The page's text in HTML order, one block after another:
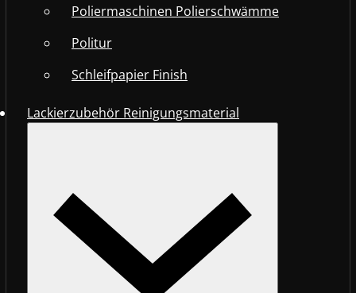
Poliermaschinen Polierschwämme
Politur
Schleifpapier Finish
Lackierzubehör Reinigungsmaterial